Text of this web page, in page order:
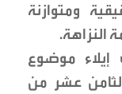
ومتوازنة
النزاهة.
إيلاء موضوع
عشر من